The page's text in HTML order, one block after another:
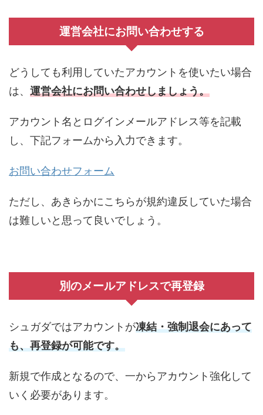
運営会社にお問い合わせする
どうしても利用していたアカウントを使いたい場合
は、 運営会社にお問い合わせしましょう。
アカウント名とログインメールアドレス等を記載
し、下記フォームから入力できます。
お問い合わせフォーム
ただし、あきらかにこちらが規約違反していた場合
は難しいと思って良いでしょう。
別のメールアドレスで再登録
シュガダではアカウントが凍結・強制退会にあって
も、再登録が可能です。
新規で作成となるので、一からアカウント強化して
いく必要があります。